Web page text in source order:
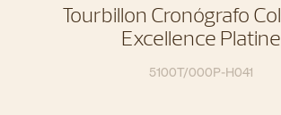
Tourbillon Cronógrafo
Excellence Platine
5100T/000P-H041